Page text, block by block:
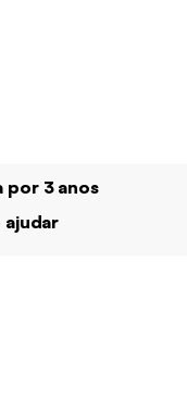
por 3 anos
ajudar